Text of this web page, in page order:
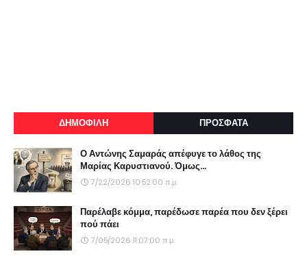
ΔΗΜΟΦΙΛΗ ΠΡΟΣΦΑΤΑ
Ο Αντώνης Σαμαράς απέφυγε το λάθος της
Μαρίας Καρυστιανού. Όμως...
7/22/2026 10:52:00 π.μ.
Παρέλαβε κόμμα, παρέδωσε παρέα που δεν ξέρει
πού πάει
7/05/2026 11:07:00 π.μ.